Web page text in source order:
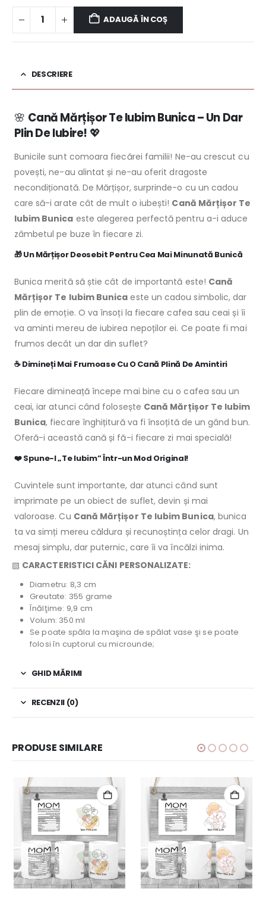
ADAUGĂ ÎN COȘ
DESCRIERE
🌸 Cană Mărțișor Te Iubim Bunica – Un Dar
Plin De Iubire! 💖
Bunicile sunt comoara fiecărei familii! Ne-au crescut cu
povești, ne-au alintat și ne-au oferit dragoste
necondiționată. De Mărțișor, surprinde-o cu un cadou
care să-i arate cât de mult o iubești! Cană Mărțișor Te
Iubim Bunica este alegerea perfectă pentru a-i aduce
zâmbetul pe buze în fiecare zi.
🎁Un Mărțișor Deosebit Pentru Cea Mai Minunată Bunică
Bunica merită să știe cât de importantă este! Cană
Mărțișor Te Iubim Bunica este un cadou simbolic, dar
plin de emoție. O va însoți la fiecare cafea sau ceai și îi
va aminti mereu de iubirea nepoților ei. Ce poate fi mai
frumos decât un dar din suflet?
☕Dimineți Mai Frumoase Cu O Cană Plină De Amintiri
Fiecare dimineață începe mai bine cu o cafea sau un
ceai, iar atunci când folosește Cană Mărțișor Te Iubim
Bunica, fiecare înghițitură va fi însoțită de un gând bun.
Oferă-i această cană și fă-i fiecare zi mai specială!
❤️Spune-I „Te Iubim” Într-un Mod Original!
Cuvintele sunt importante, dar atunci când sunt
imprimate pe un obiect de suflet, devin și mai
valoroase. Cu Cană Mărțișor Te Iubim Bunica, bunica
ta va simți mereu căldura și recunoștința celor dragi. Un
mesaj simplu, dar puternic, care îi va încălzi inima.
▧ CARACTERISTICI CĂNI PERSONALIZATE:
Diametru: 8,3 cm
Greutate: 355 grame
Înălţime: 9,9 cm
Volum: 350 ml
Se poate spăla la maşina de spălat vase şi se poate
folosi în cuptorul cu microunde;
GHID MĂRIMI
RECENZII (0)
PRODUSE SIMILARE